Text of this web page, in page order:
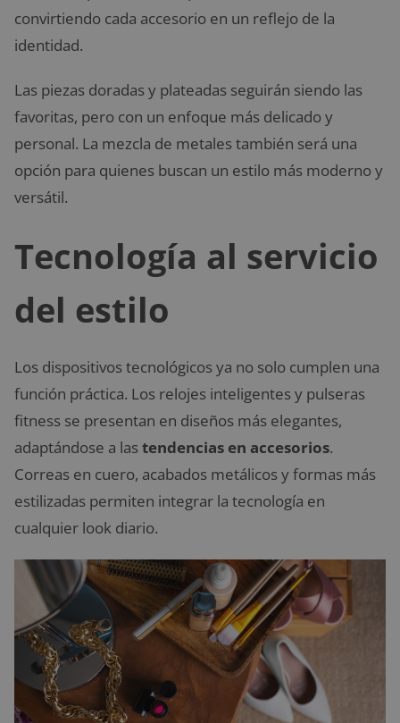
convirtiendo cada accesorio en un reflejo de la
identidad.
Las piezas doradas y plateadas seguirán siendo las
favoritas, pero con un enfoque más delicado y
personal. La mezcla de metales también será una
opción para quienes buscan un estilo más moderno y
versátil.
Tecnología al servicio
del estilo
Los dispositivos tecnológicos ya no solo cumplen una
función práctica. Los relojes inteligentes y pulseras
fitness se presentan en diseños más elegantes,
adaptándose a lastendencias en accesorios.
Correas en cuero, acabados metálicos y formas más
estilizadas permiten integrar la tecnología en
cualquier look diario.